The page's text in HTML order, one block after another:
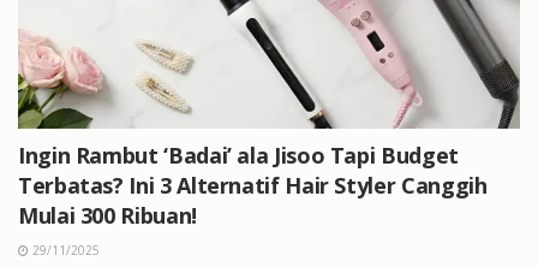
Ingin Rambut ‘Badai’ ala Jisoo Tapi Budget
Terbatas? Ini 3 Alternatif Hair Styler Canggih
Mulai 300 Ribuan!
29/11/2025